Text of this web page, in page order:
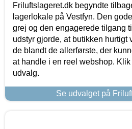
Friluftslageret.dk begyndte
lagerlokale på Vestfyn. Den
grej og den engagerede tilgang
udstyr gjorde, at butikken hurtigt
de blandt de allerførste, der
at handle i en reel webshop.
udvalg.
Se udvalget på